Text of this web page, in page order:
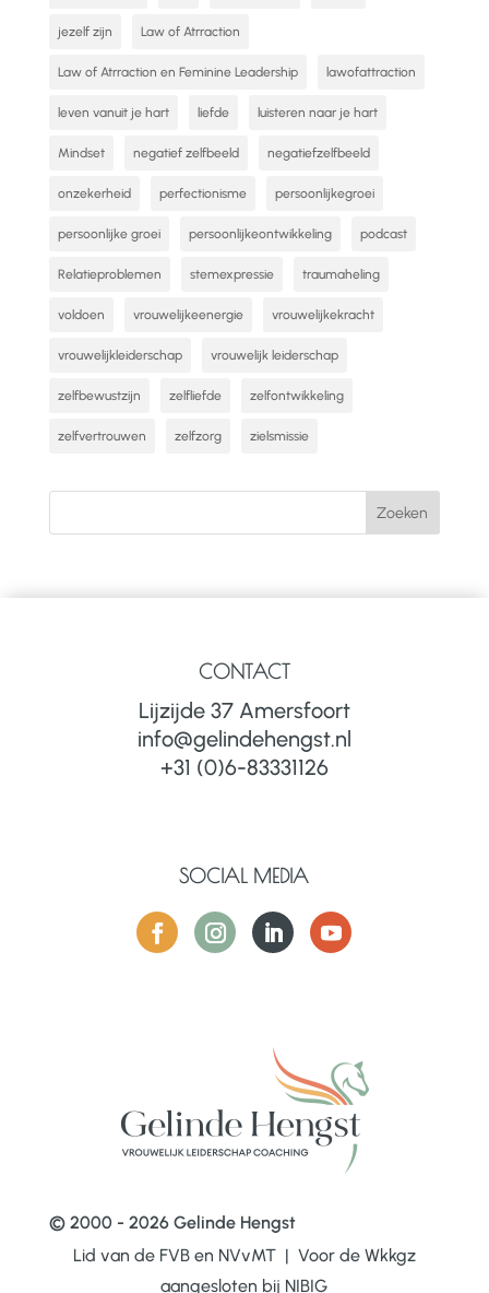
jezelf zijn Law of Atrraction
Law of Atrraction en Feminine Leadership lawofattraction
leven vanuit je hart liefde luisteren naar je hart
Mindset negatief zelfbeeld negatiefzelfbeeld
onzekerheid perfectionisme persoonlijkegroei
persoonlijke groei persoonlijkeontwikkeling podcast
Relatieproblemen stemexpressie traumaheling
voldoen vrouwelijkeenergie vrouwelijkekracht
vrouwelijkleiderschap vrouwelijk leiderschap
zelfbewustzijn zelfliefde zelfontwikkeling
zelfvertrouwen zelfzorg zielsmissie
CONTACT
Lijzijde 37 Amersfoort
info@gelindehengst.nl
+31 (0)6-83331126
SOCIAL MEDIA
© 2000 - 2026 Gelinde Hengst
Lid van de FVB en NVvMT | Voor de Wkkgz
aangesloten bij NIBIG